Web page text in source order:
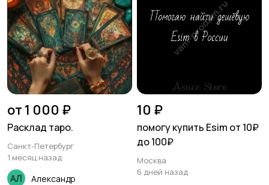
от 1 000 ₽
Расклад таро.
Санкт-Петербург
1 месяц назад
Александр
10 ₽
помогу купить Esim от 10₽
до 100₽
Москва
6 дней назад